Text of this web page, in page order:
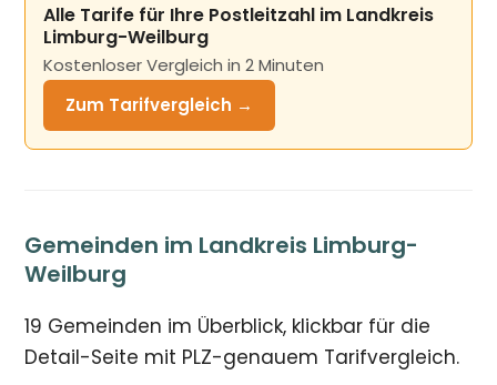
Alle Tarife für Ihre Postleitzahl im Landkreis
Limburg-Weilburg
Kostenloser Vergleich in 2 Minuten
Zum Tarifvergleich →
Gemeinden im Landkreis Limburg-
Weilburg
19 Gemeinden im Überblick, klickbar für die
Detail-Seite mit PLZ-genauem Tarifvergleich.